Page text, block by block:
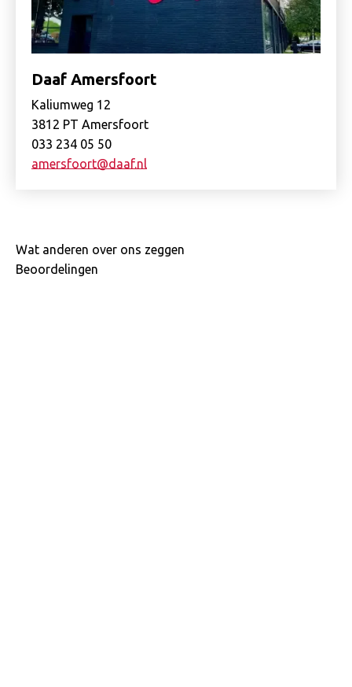
Daaf Amersfoort
Kaliumweg 12
3812 PT Amersfoort
033 234 05 50
amersfoort@daaf.nl
Wat anderen over ons zeggen
Beoordelingen